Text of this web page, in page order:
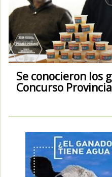
Se conocieron los
Concurso